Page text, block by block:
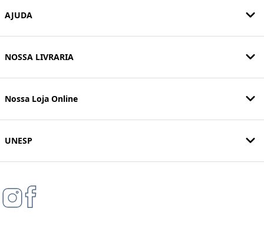
AJUDA
NOSSA LIVRARIA
Nossa Loja Online
UNESP